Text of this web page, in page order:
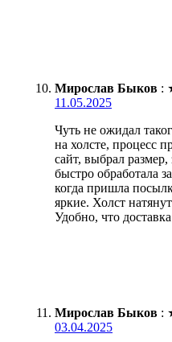
Мирослав Быков :
11.05.2025
Чуть не ожидал
на холсте, процесс
сайт, выбрал
быстро обработала
когда пришла
яркие. Холст
Удобно, что
Мирослав Быков :
03.04.2025